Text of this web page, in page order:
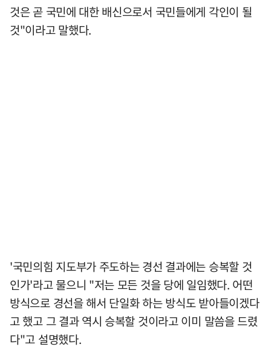
것은 곧 국민에 대한 배신으로서 국민들에게 각인이 될
것"이라고 말했다.
'국민의힘 지도부가 주도하는 경선 결과에는 승복할 것
인가'라고 물으니 "저는 모든 것을 당에 일임했다. 어떤
방식으로 경선을 해서 단일화 하는 방식도 받아들이겠다
고 했고 그 결과 역시 승복할 것이라고 이미 말씀을 드렸
다"고 설명했다.